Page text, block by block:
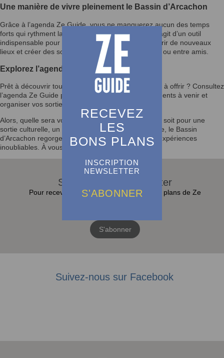
RECEVEZ
LES
BONS PLANS
INSCRIPTION
NEWSLETTER
S'ABONNER
Une manière de vivre pleinement le Bassin d’Arcachon
Grâce à l’agenda Ze Guide, vous ne manquerez aucun des temps
forts qui rythment la vie du Bassin d’Arcachon. Il s’agit d’un outil
indispensable pour enrichir votre quotidien, découvrir de nouveaux
lieux et créer des souvenirs mémorables en famille ou entre amis.
Explorez l’agenda et laissez-vous inspirer
Prêt à découvrir tout ce que le Bassin d’Arcachon a à offrir ? Consultez
l’agenda Ze Guide pour rester informé des événements à venir et
organiser vos sorties selon vos envies.
Alors, quelle sera votre prochaine activité ? Que ce soit pour une
sortie culturelle, un festival ou un moment en famille, le Bassin
d’Arcachon regorge d’opportunités pour vivre des expériences
inoubliables. À vous de jouer !
S'abonner à la Newsletter
Pour recevoir toutes les actualités et bons plans de Ze
S'abonner
Suivez-nous sur Facebook